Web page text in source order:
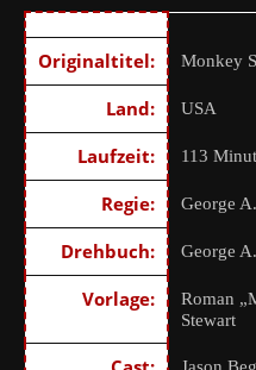
Originaltitel: Monkey
Land: USA
Laufzeit: 113
Regie: George
Drehbuch: George
Vorlage:
Roman
Stewart